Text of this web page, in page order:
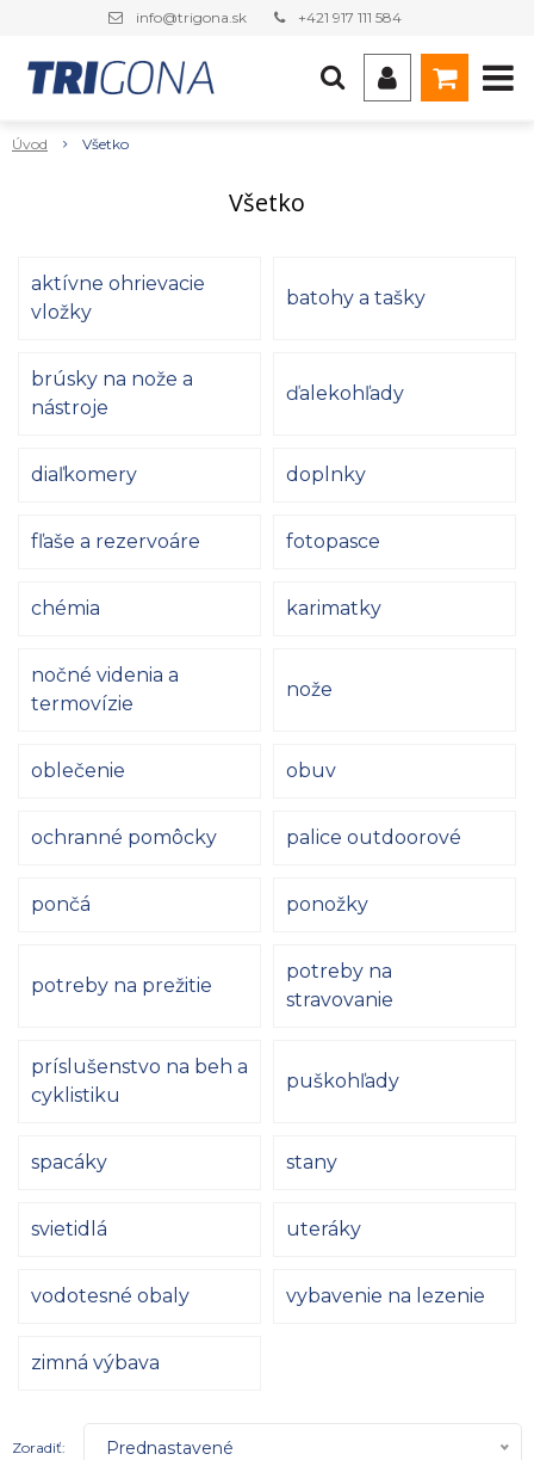
info@trigona.sk +421 917 111 584
Úvod Všetko
Všetko
aktívne ohrievacie
vložky
batohy a tašky
brúsky na nože a
nástroje
ďalekohľady
diaľkomery doplnky
fľaše a rezervoáre fotopasce
chémia karimatky
nočné videnia a
termovízie
nože
oblečenie obuv
ochranné pomôcky palice outdoorové
pončá ponožky
potreby na prežitie
potreby na
stravovanie
príslušenstvo na beh a
cyklistiku
puškohľady
spacáky stany
svietidlá uteráky
vodotesné obaly vybavenie na lezenie
zimná výbava
Zoradiť: Prednastavené